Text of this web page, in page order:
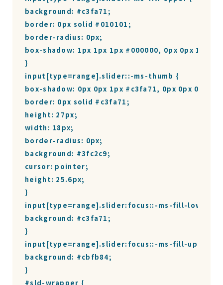
background: #c3fa71;
border: 0px solid #010101;
border-radius: 0px;
box-shadow: 1px 1px 1px #000000, 0px 0px 1px
}
input[type=range].slider::-ms-thumb {
box-shadow: 0px 0px 1px #c3fa71, 0px 0px 0px
border: 0px solid #c3fa71;
height: 27px;
width: 18px;
border-radius: 0px;
background: #3fc2c9;
cursor: pointer;
height: 25.6px;
}
input[type=range].slider:focus::-ms-fill-lower {
background: #c3fa71;
}
input[type=range].slider:focus::-ms-fill-upper {
background: #cbfb84;
}
#sld-wrapper {